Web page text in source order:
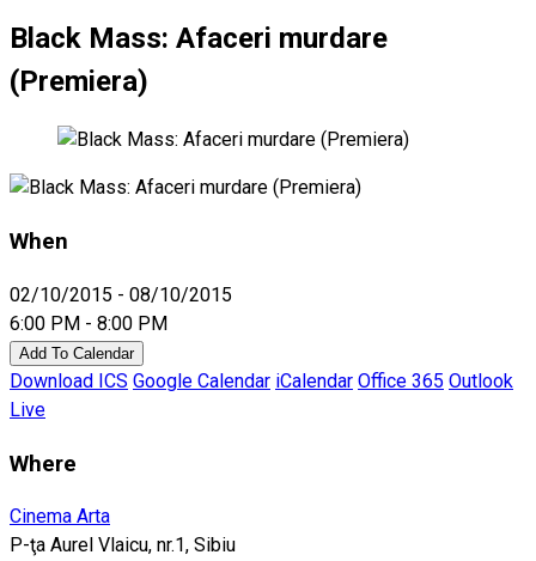
Black Mass: Afaceri murdare
(Premiera)
When
02/10/2015 - 08/10/2015
6:00 PM - 8:00 PM
Add To Calendar
Download ICS Google Calendar iCalendar Office 365 Outlook
Live
Where
Cinema Arta
P-ţa Aurel Vlaicu, nr.1, Sibiu